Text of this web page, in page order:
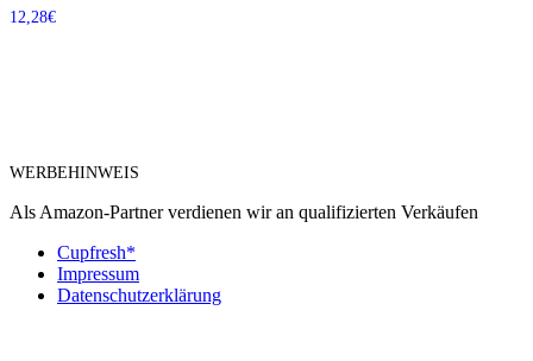
12,28€
WERBEHINWEIS
Als Amazon-Partner verdienen wir an qualifizierten Verkäufen
Cupfresh*
Impressum
Datenschutzerklärung